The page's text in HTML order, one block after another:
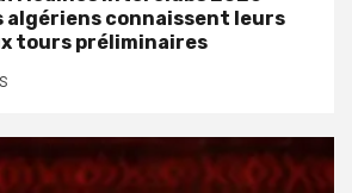
algériens connaissent leurs
tours préliminaires